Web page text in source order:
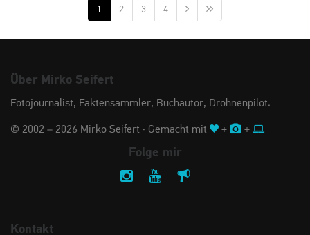
1 2 3 4
Über Mirko Seifert
Fotojournalist, Faktensammler, Buchautor, Drohnenpilot.
© 2002 – 2026 Mirko Seifert · Gemacht mit + +
Folge mir
Kontakt